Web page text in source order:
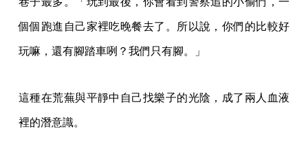
個個跑進自己家裡吃晚餐去了。所以說，你們的比較好
玩嘛，還有腳踏車咧？我們只有腳。」
這種在荒蕪與平靜中自己找樂子的光陰，成了兩人血液
裡的潛意識。